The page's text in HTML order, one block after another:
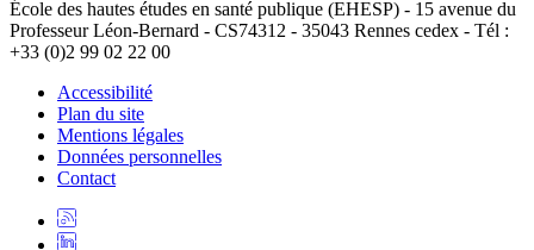
École des hautes études en santé publique (EHESP) - 15 avenue du
Professeur Léon-Bernard - CS74312 - 35043 Rennes cedex - Tél :
+33 (0)2 99 02 22 00
Accessibilité
Plan du site
Mentions légales
Données personnelles
Contact